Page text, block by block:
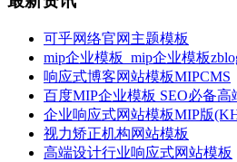
可乎网络官网主题模板
mip企业模板_mip企业模板
响应式博客网站模板MIPCMS
百度MIP企业模板 SEO必备高
企业响应式网站模板MIP版
视力矫正机构网站模板
高端设计行业响应式网站模板